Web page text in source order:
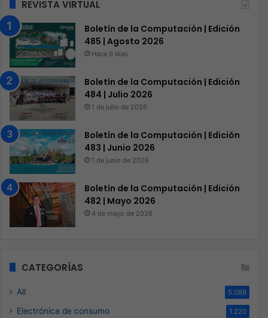
REVISTA VIRTUAL
Boletín de la Computación | Edición
485 | Agosto 2026
Hace 6 días
Boletín de la Computación | Edición
484 | Julio 2026
1 de julio de 2026
Boletín de la Computación | Edición
483 | Junio 2026
1 de junio de 2026
Boletín de la Computación | Edición
482 | Mayo 2026
4 de mayo de 2026
CATEGORÍAS
All 5.088
Electrónica de consumo 1.220